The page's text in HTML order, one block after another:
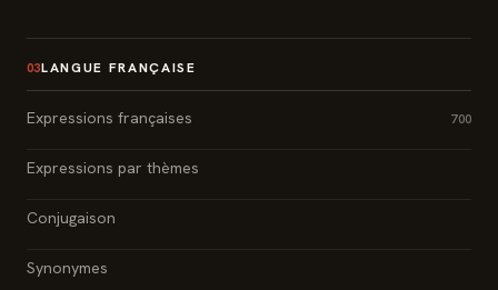
03LANGUE FRANÇAISE
Expressions françaises 700
Expressions par thèmes
Conjugaison
Synonymes